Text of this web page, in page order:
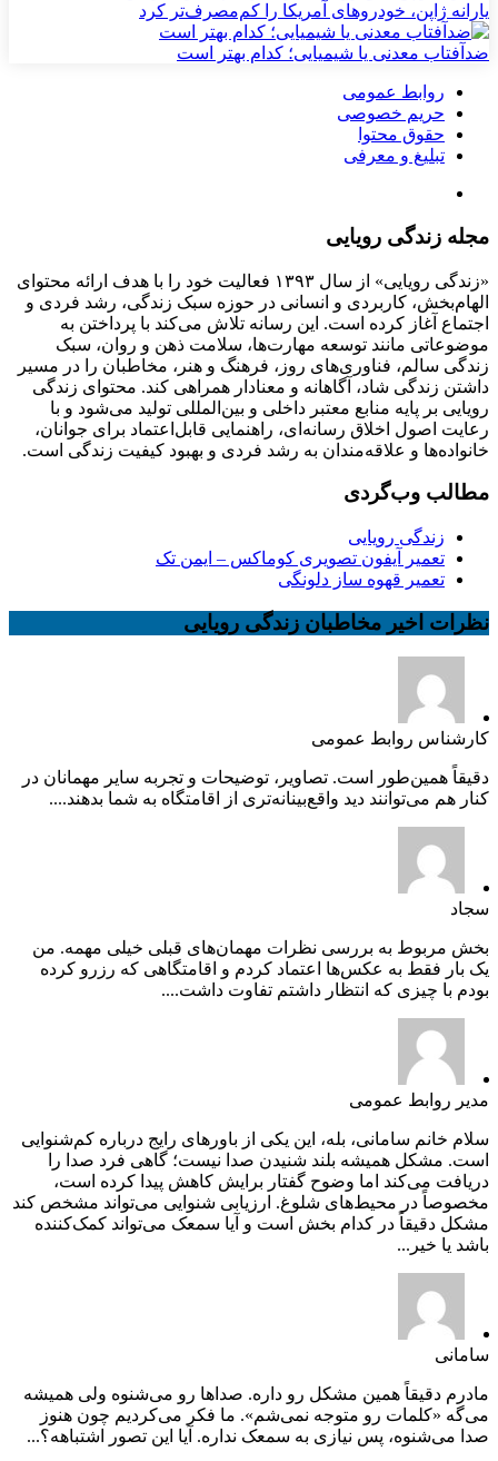
یارانه ژاپن، خودروهای آمریکا را کم‌مصرف‌تر کرد
ضدآفتاب‌ معدنی یا شیمیایی؛ کدام بهتر است
روابط عمومی
حریم خصوصی
حقوق محتوا
تبلیغ و معرفی
مجله زندگی رویایی
«زندگی رویایی» از سال ۱۳۹۳ فعالیت خود را با هدف ارائه محتوای
الهام‌بخش، کاربردی و انسانی در حوزه سبک زندگی، رشد فردی و
اجتماع آغاز کرده است. این رسانه تلاش می‌کند با پرداختن به
موضوعاتی مانند توسعه مهارت‌ها، سلامت ذهن و روان، سبک
زندگی سالم، فناوری‌های روز، فرهنگ و هنر، مخاطبان را در مسیر
داشتن زندگی شاد، آگاهانه و معنادار همراهی کند. محتوای زندگی
رویایی بر پایه منابع معتبر داخلی و بین‌المللی تولید می‌شود و با
رعایت اصول اخلاق رسانه‌ای، راهنمایی قابل‌اعتماد برای جوانان،
خانواده‌ها و علاقه‌مندان به رشد فردی و بهبود کیفیت زندگی است.
مطالب وب‌گردی
زندگی رویایی
تعمیر آیفون تصویری کوماکس – ایمن تک
تعمیر قهوه ساز دلونگی
نظرات اخیر مخاطبان زندگی رویایی
کارشناس روابط عمومی
دقیقاً همین‌طور است. تصاویر، توضیحات و تجربه سایر مهمانان در
کنار هم می‌توانند دید واقع‌بینانه‌تری از اقامتگاه به شما بدهند....
سجاد
بخش مربوط به بررسی نظرات مهمان‌های قبلی خیلی مهمه. من
یک بار فقط به عکس‌ها اعتماد کردم و اقامتگاهی که رزرو کرده
بودم با چیزی که انتظار داشتم تفاوت داشت....
مدیر روابط عمومی
سلام خانم سامانی، بله، این یکی از باورهای رایج درباره کم‌شنوایی
است. مشکل همیشه بلند شنیدن صدا نیست؛ گاهی فرد صدا را
دریافت می‌کند اما وضوح گفتار برایش کاهش پیدا کرده است،
مخصوصاً در محیط‌های شلوغ. ارزیابی شنوایی می‌تواند مشخص کند
مشکل دقیقاً در کدام بخش است و آیا سمعک می‌تواند کمک‌کننده
باشد یا خیر...
سامانی
مادرم دقیقاً همین مشکل رو داره. صداها رو می‌شنوه ولی همیشه
می‌گه «کلمات رو متوجه نمی‌شم». ما فکر می‌کردیم چون هنوز
صدا می‌شنوه، پس نیازی به سمعک نداره. آیا این تصور اشتباهه؟...